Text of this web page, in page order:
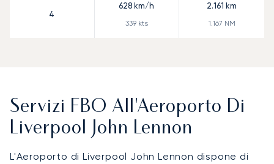
4
628 km/h
339kts
2.161 km
1.167 NM
Servizi FBO All'Aeroporto Di
Liverpool John Lennon
L'Aeroporto di Liverpool John Lennon dispone di